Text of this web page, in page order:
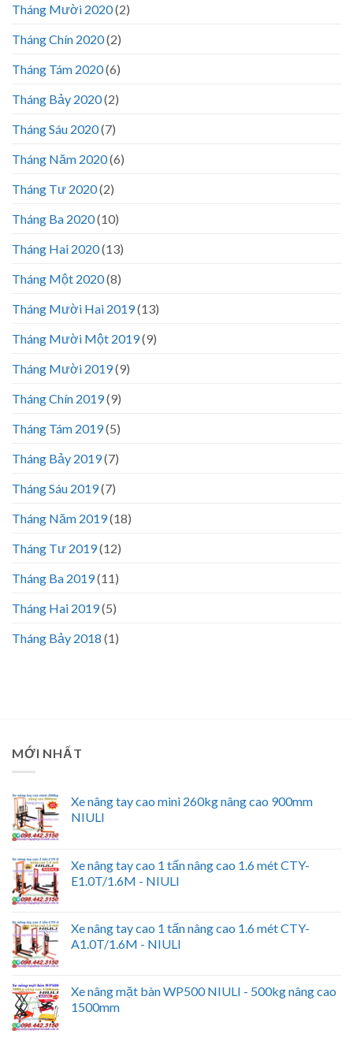
Tháng Mười 2020(2)
Tháng Chín 2020(2)
Tháng Tám 2020(6)
Tháng Bảy 2020(2)
Tháng Sáu 2020(7)
Tháng Năm 2020(6)
Tháng Tư 2020(2)
Tháng Ba 2020(10)
Tháng Hai 2020(13)
Tháng Một 2020(8)
Tháng Mười Hai 2019(13)
Tháng Mười Một 2019(9)
Tháng Mười 2019(9)
Tháng Chín 2019(9)
Tháng Tám 2019(5)
Tháng Bảy 2019(7)
Tháng Sáu 2019(7)
Tháng Năm 2019(18)
Tháng Tư 2019(12)
Tháng Ba 2019(11)
Tháng Hai 2019(5)
Tháng Bảy 2018 (1)
MỚI NHẤT
Xe nâng tay cao mini 260kg nâng cao 900mm
NIULI
Xe nâng tay cao 1 tấn nâng cao 1.6 mét CTY-
E1.0T/1.6M - NIULI
Xe nâng tay cao 1 tấn nâng cao 1.6 mét CTY-
A1.0T/1.6M - NIULI
Xe nâng mặt bàn WP500 NIULI - 500kg nâng cao
1500mm